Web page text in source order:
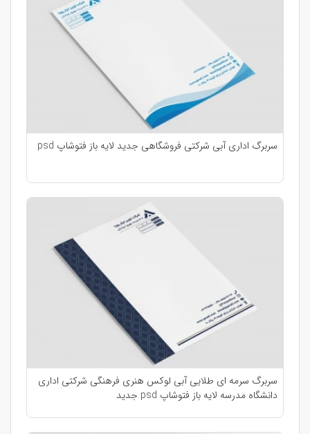
سربرگ اداری آبی شرکتی فروشگاهی جدید لایه باز فتوشاپ psd
سربرگ سرمه ای طلایی آبی لوکس هنری فرهنگی شرکتی اداری
دانشگاه مدرسه لایه باز فتوشاپ psd جدید